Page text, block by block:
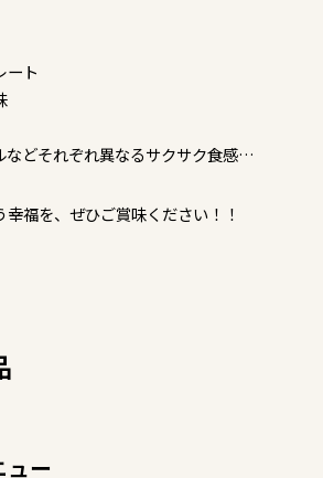
ート
などそれぞれ異なるサクサク食感…
福を、ぜひご賞味ください！！
ー